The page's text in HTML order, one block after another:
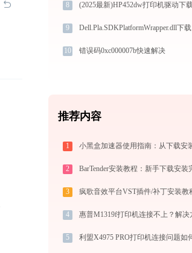
8
9 Dell.Pla.SDKPlatformWrapper.dll下载
10 错误码0xc000007b快速解决
推荐内容
1
2
3
4
5